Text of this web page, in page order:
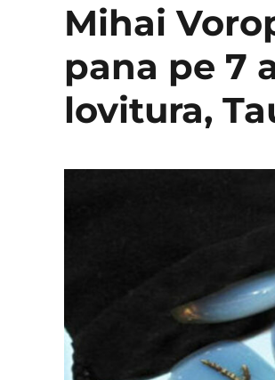
Mihai
pana pe 7
lovitura,